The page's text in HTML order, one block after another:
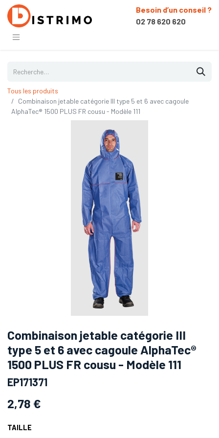
Besoin d’un conseil ?
02 78 620 620
Tous les produits
Combinaison jetable catégorie III type 5 et 6 avec cagoule
AlphaTec® 1500 PLUS FR cousu - Modèle 111
Combinaison jetable catégorie III
type 5 et 6 avec cagoule AlphaTec®
1500 PLUS FR cousu - Modèle 111
EP171371
2,78 €
TAILLE